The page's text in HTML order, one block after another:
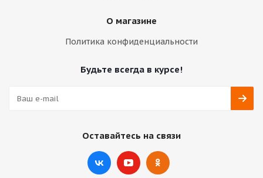
О магазине
Политика конфиденциальности
Будьте всегда в курсе!
Оставайтесь на связи